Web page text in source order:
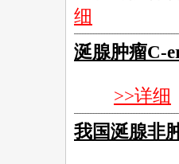
细
涎腺肿瘤C-
>>详细
我国涎腺非